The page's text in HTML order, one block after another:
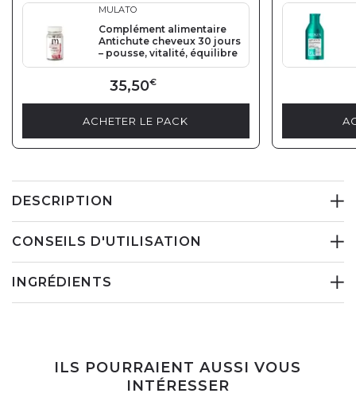
MULATO
Complément alimentaire
Antichute cheveux 30 jours
– pousse, vitalité, équilibre
35,50€
ACHETER LE PACK
DESCRIPTION
CONSEILS D'UTILISATION
INGRÉDIENTS
ILS POURRAIENT AUSSI VOUS
INTÉRESSER